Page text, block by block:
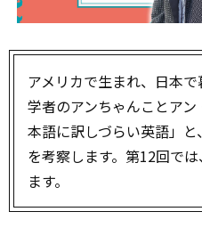
アメリカで生まれ、日本
学者のアンちゃんことア
本語に訳しづらい英語」
を考察します。第12回で
ます。